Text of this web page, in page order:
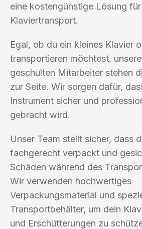
eine kostengünstige Lösung
Klaviertransport.
Egal, ob du ein kleines Klavier
transportieren möchtest,
geschulten Mitarbeiter stehen
zur Seite. Wir sorgen dafür,
Instrument sicher und
gebracht wird.
Unser Team stellt sicher, dass
fachgerecht verpackt und
Schäden während des
Wir verwenden hochwertiges
Verpackungsmaterial und
Transportbehälter, um dein
und Erschütterungen zu